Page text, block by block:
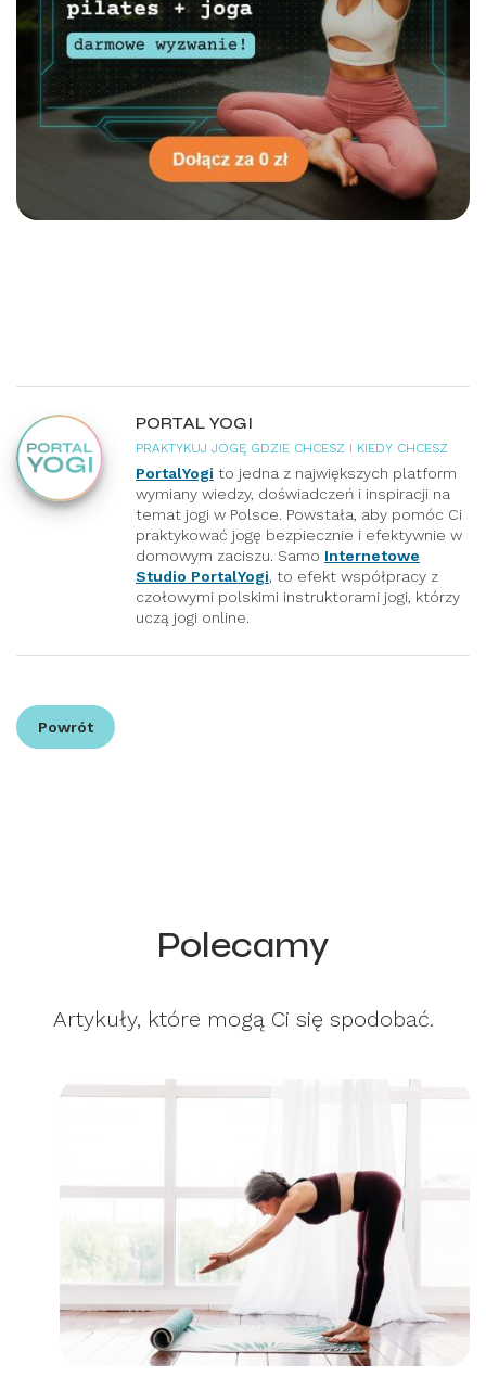
PORTAL YOGI
PRAKTYKUJ JOGĘ GDZIE CHCESZ I KIEDY CHCESZ
PortalYogi to jedna z największych platform
wymiany wiedzy, doświadczeń i inspiracji na
temat jogi w Polsce. Powstała, aby pomóc Ci
praktykować jogę bezpiecznie i efektywnie w
domowym zaciszu. Samo Internetowe
Studio PortalYogi, to efekt współpracy z
czołowymi polskimi instruktorami jogi, którzy
uczą jogi online.
Powrót
Polecamy
Artykuły, które mogą Ci się spodobać.